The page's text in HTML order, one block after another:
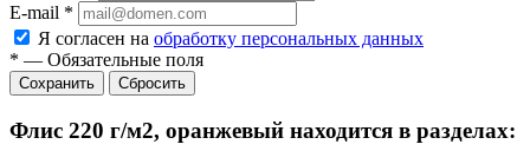
E-mail *
Я согласен на обработку персональных данных
* — Обязательные поля
Сбросить
Флис 220 г/м2, оранжевый находится в разделах: